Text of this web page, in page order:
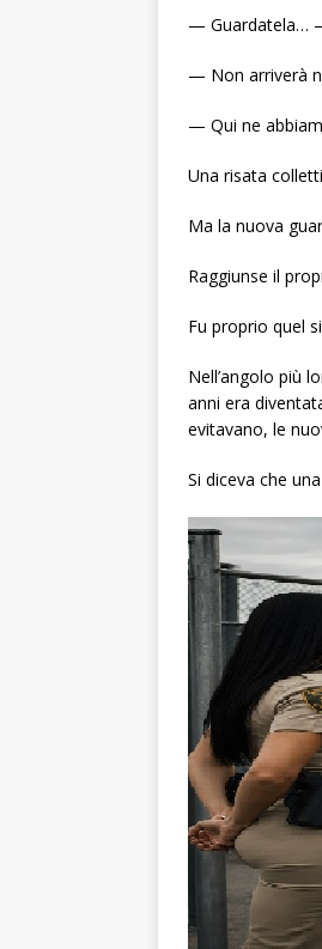
— Guardatela…
— Non arriverà
— Qui ne
Una risata
Ma la nuova
Raggiunse il
Fu proprio quel
Nell’angolo più
anni era
evitavano, le
Si diceva che